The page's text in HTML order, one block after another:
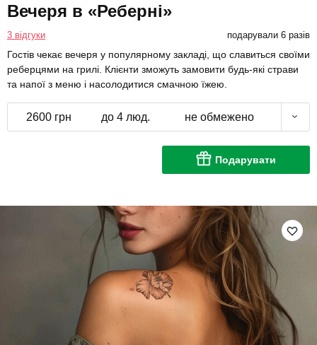
Вечеря в «Реберні»
3 відгуки подарували 6 разів
Гостів чекає вечеря у популярному закладі, що славиться своїми
реберцями на грилі. Клієнти зможуть замовити будь-які страви
та напої з меню і насолодитися смачною їжею.
2600 грн до 4 люд. не обмежено
Подарувати